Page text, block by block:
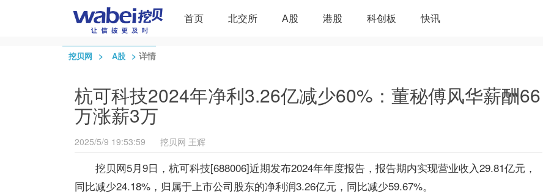
首页 北交所 A股 港股 科创板 快讯
挖贝网 > A股 > 详情
杭可科技2024年净利3.26亿减少60%：董秘傅风华薪酬66
万涨薪3万
2025/5/9 19:53:59 挖贝网 王辉
挖贝网5月9日，杭可科技[688006]近期发布2024年年度报告，报告期内实现营业收入29.81亿元，
同比减少24.18%，归属于上市公司股东的净利润3.26亿元，同比减少59.67%。